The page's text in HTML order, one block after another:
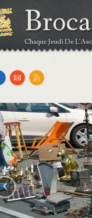
Chaque Jeudi De
‹